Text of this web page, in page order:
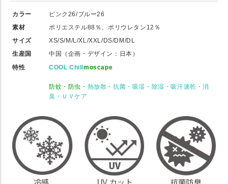
カラー
ピンク26/ブルー26
素材
ポリエステル88％、ポリウレタン12％
サイズ
XS/S/M/L/XL/XXL/DS/DM/DL
生産国
中国（企画・デザイン：日本）
特性
COOL Chillmoscape
防蚊・防虫・ 熱放散・抗菌・吸湿・除湿・吸汗速乾・消
臭・ＵＶケア